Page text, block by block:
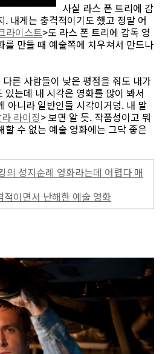
사실 라스 폰 트리에 감
. 내게는 충격적이기도 했고 정말 어
라이스트>도 라스 폰 트리에 감독 영
를 만들 때 예술쪽에 치우쳐서 만드나
른 사람들이 낮은 평점을 줘도 내가
있는데 내 시각은 영화를 많이 봐서
아니라 일반인들 시각이거덩. 내 말
라이징> 보면 알 듯. 작품성이고 뭐
할 수 없는 예술 영화에는 그닥 좋은
의 성지순례 영화라는데 어렵다 매
적이면서 난해한 예술 영화